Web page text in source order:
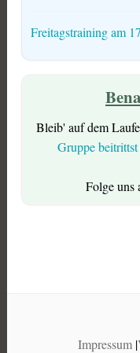
Freitagstraining am
Bleib' auf dem
Gruppe beitrittst
Folge uns
Impressum|